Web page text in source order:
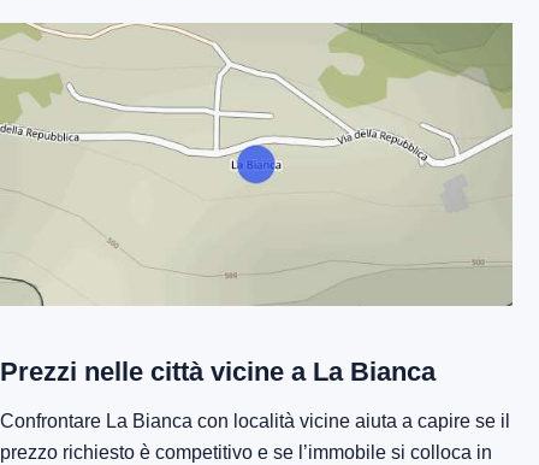
Prezzi nelle città vicine a La Bianca
Confrontare La Bianca con località vicine aiuta a capire se il
prezzo richiesto è competitivo e se l’immobile si colloca in